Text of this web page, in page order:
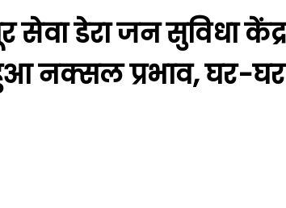
नक्सल प्रभाव, घर-घर
को बस्तर जिले के नेतानार ग्राम